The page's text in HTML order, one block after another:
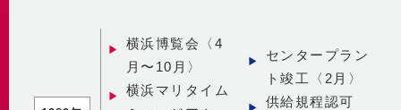
横浜博覧会〈4
月〜10月〉
横浜マリタイム
センタープラン
ト竣工〈2月〉
供給規程認可